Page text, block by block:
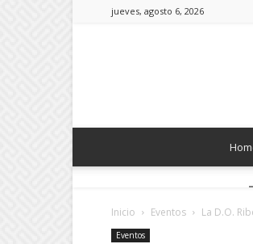
jueves, agosto 6, 2026
Inicio Eventos La D.O.
Eventos